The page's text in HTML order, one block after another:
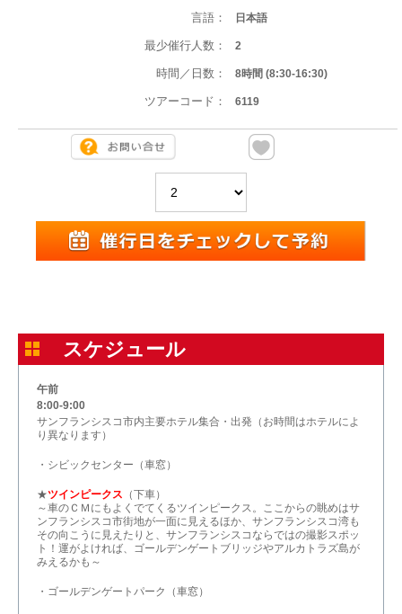
言語： 日本語
最少催行人数： 2
時間／日数： 8時間 (8:30-16:30)
ツアーコード： 6119
スケジュール
午前
8:00-9:00
サンフランシスコ市内主要ホテル集合・出発（お時間はホテルによ
り異なります）
・シビックセンター（車窓）
★ツインピークス （下車）
～車のＣＭにもよくでてくるツインピークス。ここからの眺めはサ
ンフランシスコ市街地が一面に見えるほか、サンフランシスコ湾も
その向こうに見えたりと、サンフランシスコならではの撮影スポッ
ト！運がよければ、ゴールデンゲートブリッジやアルカトラズ島が
みえるかも～
・ゴールデンゲートパーク（車窓）